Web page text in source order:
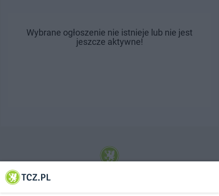
Wybrane ogłoszenie nie istnieje lub nie jest
jeszcze aktywne!
© 2001-2026 Tczew - TCZ.PL Sp. z o.o. Internetowy Serwis Informacyjny Miasta